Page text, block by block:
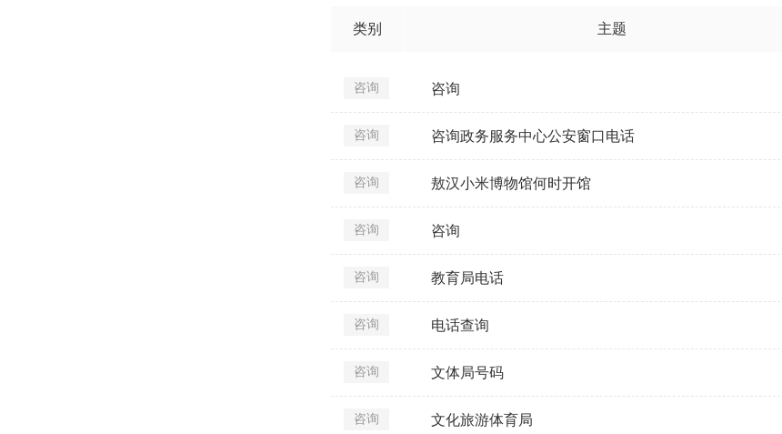
类别 主题
咨询 咨询
咨询 咨询政务服务中心公安窗口电话
咨询 敖汉小米博物馆何时开馆
咨询 咨询
咨询 教育局电话
咨询 电话查询
咨询 文体局号码
咨询 文化旅游体育局